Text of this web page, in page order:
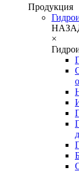
Продукция
×